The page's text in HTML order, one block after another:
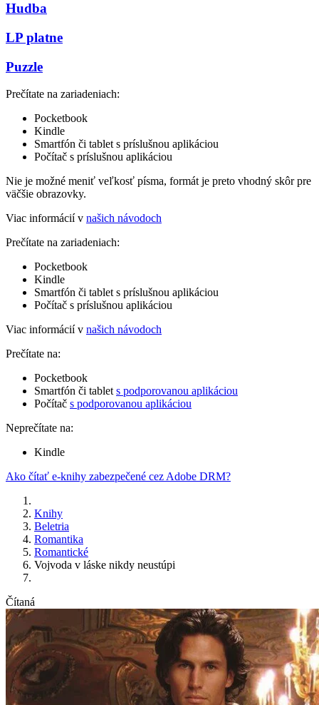
Hudba
LP platne
Puzzle
Prečítate na zariadeniach:
Pocketbook
Kindle
Smartfón či tablet s príslušnou aplikáciou
Počítač s príslušnou aplikáciou
Nie je možné meniť veľkosť písma, formát je preto vhodný skôr pre
väčšie obrazovky.
Viac informácií v našich návodoch
Prečítate na zariadeniach:
Pocketbook
Kindle
Smartfón či tablet s príslušnou aplikáciou
Počítač s príslušnou aplikáciou
Viac informácií v našich návodoch
Prečítate na:
Pocketbook
Smartfón či tablet s podporovanou aplikáciou
Počítač s podporovanou aplikáciou
Neprečítate na:
Kindle
Ako čítať e-knihy zabezpečené cez Adobe DRM?
Knihy
Beletria
Romantika
Romantické
Vojvoda v láske nikdy neustúpi
Čítaná